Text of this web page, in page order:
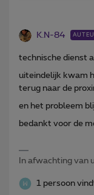
K.N-84
technische dienst
uiteindelijk kwam
terug naar de
en het probleem
bedankt voor de
In afwachting van
1 persoon